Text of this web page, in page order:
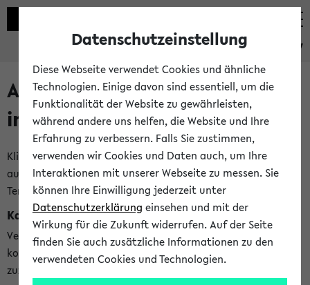
eKVV
Alle veröffentlichten Semester
im eKVV
Klicken Sie auf das Semester, welches Sie für Ihre Sitzung
auswählen möchten. Bitte beachten Sie auch die weiteren
Termine imKalender der Lehrplanung
Kalenderintegration
Verwenden Sie die folgende Adresse, um mit einer
kompatiblen Kalenderanwendung auf die Vorlesungszeiten
zuzugreifen (nähere Informationen
finden Sie hier
Datenschutzeinstellung
Diese Webseite verwendet Cookies und ähnliche
Technologien. Einige davon sind essentiell, um die
Funktionalität der Website zu gewährleisten,
während andere uns helfen, die Website und Ihre
Erfahrung zu verbessern. Falls Sie zustimmen,
verwenden wir Cookies und Daten auch, um Ihre
Interaktionen mit unserer Webseite zu messen. Sie
können Ihre Einwilligung jederzeit unter
Datenschutzerklärung einsehen und mit der
Wirkung für die Zukunft widerrufen. Auf der Seite
finden Sie auch zusätzliche Informationen zu den
verwendeten Cookies und Technologien.